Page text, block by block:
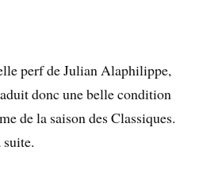
perf de Julian Alaphilippe,
donc une belle condition
de la saison des Classiques.